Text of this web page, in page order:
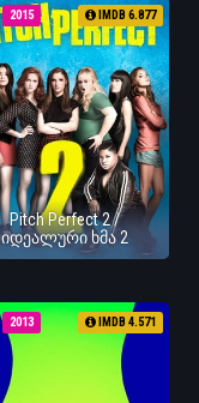
2015 IMDB 6.877
Pitch Perfect 2 /
იდეალური ხმა 2
2013 IMDB 4.571